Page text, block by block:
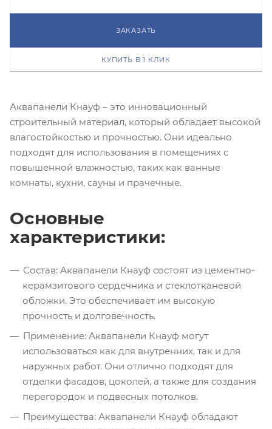
ЗАКАЗАТЬ
КУПИТЬ В 1 КЛИК
Аквапанели Кнауф – это инновационный
строительный материал, который обладает высокой
влагостойкостью и прочностью. Они идеально
подходят для использования в помещениях с
повышенной влажностью, таких как ванные
комнаты, кухни, сауны и прачечные.
Основные
характеристики:
Состав: Аквапанели Кнауф состоят из цементно-
керамзитового сердечника и стеклотканевой
обложки. Это обеспечивает им высокую
прочность и долговечность.
Применение: Аквапанели Кнауф могут
использоваться как для внутренних, так и для
наружных работ. Они отлично подходят для
отделки фасадов, цоколей, а также для создания
перегородок и подвесных потолков.
Преимущества: Аквапанели Кнауф обладают